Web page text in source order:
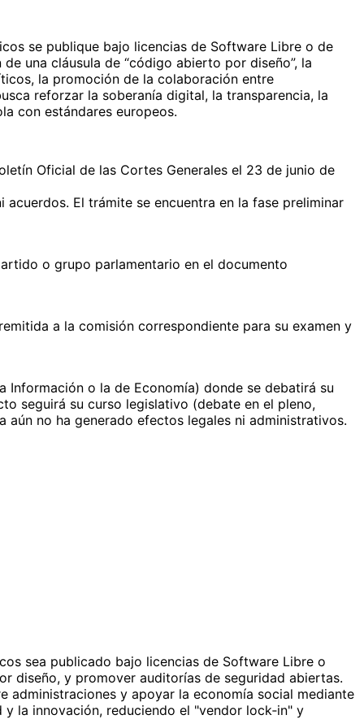
se publique bajo licencias de Software Libre o de
una cláusula de “código abierto por diseño”, la
la promoción de la colaboración entre
reforzar la soberanía digital, la transparencia, la
con estándares europeos.
Oficial de las Cortes Generales el 23 de junio de
El trámite se encuentra en la fase preliminar
o grupo parlamentario en el documento
a la comisión correspondiente para su examen y
Información o la de Economía) donde se debatirá su
seguirá su curso legislativo (debate en el pleno,
no ha generado efectos legales ni administrativos.
sea publicado bajo licencias de Software Libre o
diseño, y promover auditorías de seguridad abiertas.
administraciones y apoyar la economía social mediante
la innovación, reduciendo el "vendor lock‑in" y